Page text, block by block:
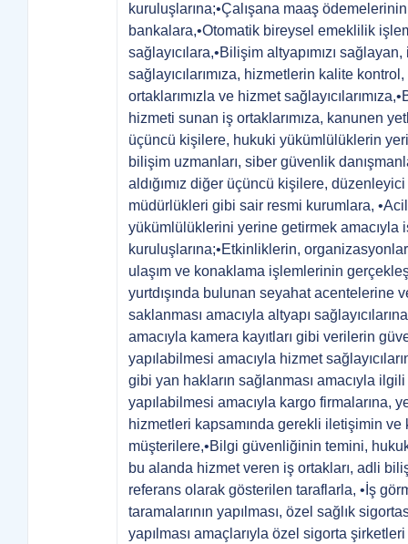
kuruluşlarına;•Çalışana maaş
bankalara,•Otomatik bireysel emeklilik
sağlayıcılara,•Bilişim altyapımızı
sağlayıcılarımıza, hizmetlerin kalite
ortaklarımızla ve hizmet
hizmeti sunan iş ortaklarımıza, kanunen
üçüncü kişilere, hukuki yükümlülüklerin
bilişim uzmanları, siber güvenlik
aldığımız diğer üçüncü kişilere,
müdürlükleri gibi sair resmi kurumlara,
yükümlülüklerini yerine getirmek amacıyla
kuruluşlarına;•Etkinliklerin,
ulaşım ve konaklama işlemlerinin
yurtdışında bulunan seyahat acentelerine
saklanması amacıyla altyapı
amacıyla kamera kayıtları gibi verilerin
yapılabilmesi amacıyla hizmet
gibi yan hakların sağlanması amacıyla
yapılabilmesi amacıyla kargo firmalarına,
hizmetleri kapsamında gerekli iletişimin
müşterilere,•Bilgi güvenliğinin temini,
bu alanda hizmet veren iş ortakları, adli
referans olarak gösterilen taraflarla, •İş
taramalarının yapılması, özel sağlık
yapılması amaçlarıyla özel sigorta